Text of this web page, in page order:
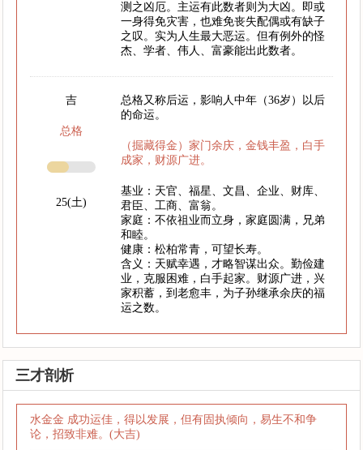
测之凶厄。主运有此数者则为大凶。即或
一身得免灾害，也难免丧失配偶或有缺子
之叹。实为人生最大恶运。但有例外的怪
杰、学者、伟人、富豪能出此数者。
吉
总格
25(土)
总格又称后运，影响人中年（36岁）以后
的命运。
（掘藏得金）家门余庆，金钱丰盈，白手
成家，财源广进。
基业：天官、福星、文昌、企业、财库、
君臣、工商、富翁。
家庭：不依祖业而立身，家庭圆满，兄弟
和睦。
健康：松柏常青，可望长寿。
含义：天赋幸遇，才略智谋出众。勤俭建
业，克服困难，白手起家。财源广进，兴
家积蓄，到老愈丰，为子孙继承余庆的福
运之数。
三才剖析
水金金 成功运佳，得以发展，但有固执倾向，易生不和争
论，招致非难。(大吉)